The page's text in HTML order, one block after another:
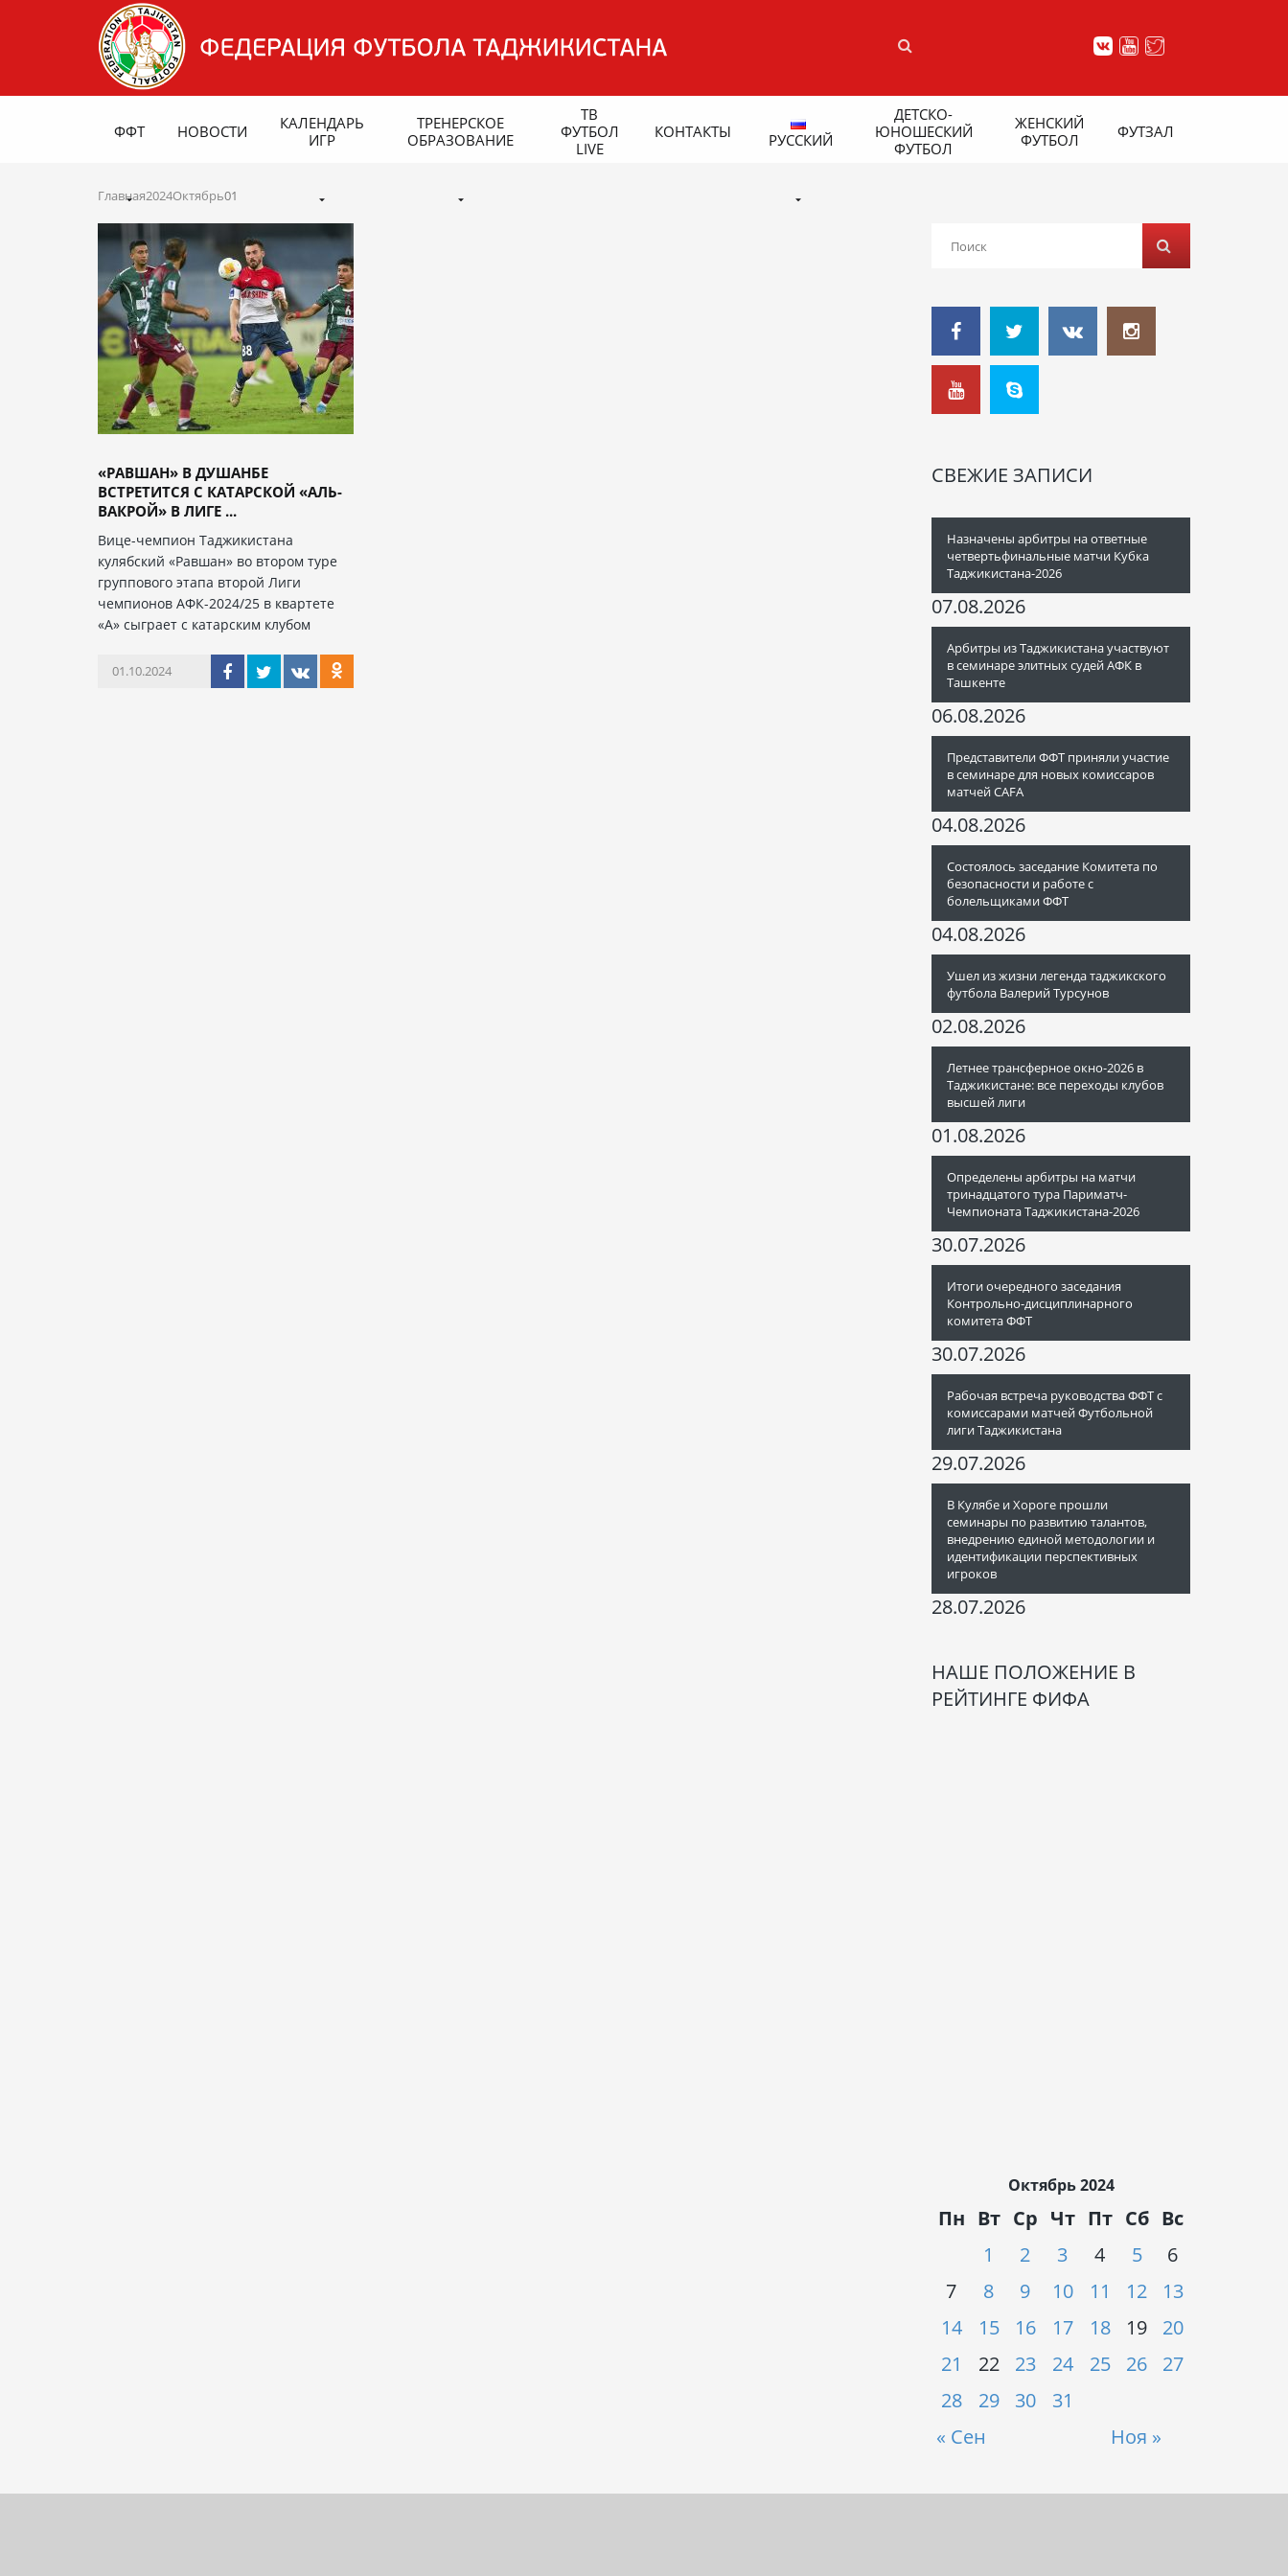
ФФТ НОВОСТИ
КАЛЕНДАРЬ
ИГР
ТРЕНЕРСКОЕ
ОБРАЗОВАНИЕ
ТВ
ФУТБОЛ
LIVE
КОНТАКТЫ РУССКИЙ
ДЕТСКО-
ЮНОШЕСКИЙ
ФУТБОЛ
ЖЕНСКИЙ
ФУТБОЛ
ФУТЗАЛ
Главная2024Октябрь01
«РАВШАН» В ДУШАНБЕ
ВСТРЕТИТСЯ С КАТАРСКОЙ «АЛЬ-
ВАКРОЙ» В ЛИГЕ ...
Вице-чемпион Таджикистана
кулябский «Равшан» во втором туре
группового этапа второй Лиги
чемпионов АФК-2024/25 в квартете
«А» сыграет с катарским клубом
01.10.2024
СВЕЖИЕ ЗАПИСИ
Назначены арбитры на ответные
четвертьфинальные матчи Кубка
Таджикистана-2026
07.08.2026
Арбитры из Таджикистана участвуют
в семинаре элитных судей АФК в
Ташкенте
06.08.2026
Представители ФФТ приняли участие
в семинаре для новых комиссаров
матчей CAFA
04.08.2026
Состоялось заседание Комитета по
безопасности и работе с
болельщиками ФФТ
04.08.2026
Ушел из жизни легенда таджикского
футбола Валерий Турсунов
02.08.2026
Летнее трансферное окно-2026 в
Таджикистане: все переходы клубов
высшей лиги
01.08.2026
Определены арбитры на матчи
тринадцатого тура Париматч-
Чемпионата Таджикистана-2026
30.07.2026
Итоги очередного заседания
Контрольно-дисциплинарного
комитета ФФТ
30.07.2026
Рабочая встреча руководства ФФТ с
комиссарами матчей Футбольной
лиги Таджикистана
29.07.2026
В Кулябе и Хороге прошли
семинары по развитию талантов,
внедрению единой методологии и
идентификации перспективных
игроков
28.07.2026
НАШЕ ПОЛОЖЕНИЕ В
РЕЙТИНГЕ ФИФА
Октябрь 2024
Пн Вт Ср Чт Пт Сб Вс
« Сен Ноя »
1 2 3 4 5
6
7
8 9 10 11 12
13
14
15 16 17 18 19
20
21
22 23 24 25 26
27
28
29 30 31